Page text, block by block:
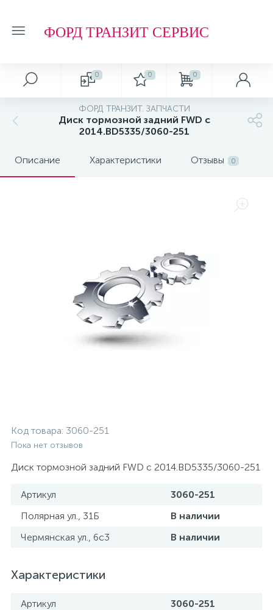
ФОРД ТРАНЗИТ СЕРВИС
0 0 0
ФОРД ТРАНЗИТ. ЗАПЧАСТИ
Диск тормозной задний FWD с
2014.BD5335/3060-251
Описание Характеристики Отзывы 0
Код товара: 3060-251
Пока нет отзывов
Диск тормозной задний FWD с 2014.BD5335/3060-251
Артикул
3060-251
Полярная ул., 31Б
В наличии
Чермянская ул., 6с3
В наличии
Характеристики
Артикул
3060-251